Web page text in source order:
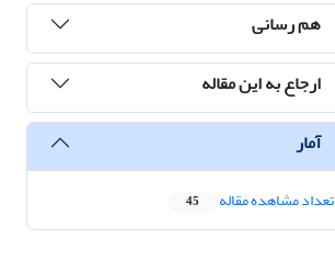
هم رسانی
ارجاع به این مقاله
آمار
تعداد مشاهده مقاله 45